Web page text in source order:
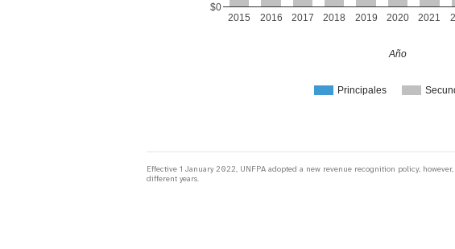
Principales
2015 2016 2017 2018 2019 2020 2021
$0
Año
Effective 1 January 2022, UNFPA adopted a new revenue recognition policy;
different years.